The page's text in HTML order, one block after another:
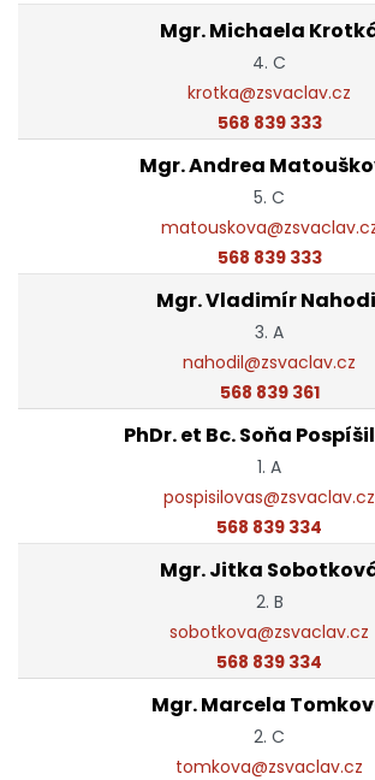
Mgr. Michaela
4. C
krotka@zsvaclav.cz
568 839 333
Mgr. Andrea
5. C
568 839 333
Mgr. Vladimír
3. A
nahodil@zsvaclav.cz
568 839 361
PhDr. et Bc. Soňa
1. A
pospisilovas@zsvaclav.cz
568 839 334
Mgr. Jitka
2. B
sobotkova@zsvaclav.cz
568 839 334
Mgr. Marcela
2. C
tomkova@zsvaclav.cz